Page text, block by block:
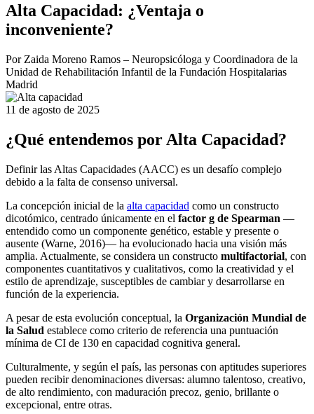
Alta Capacidad: ¿Ventaja o
inconveniente?
Por Zaida Moreno Ramos – Neuropsicóloga y Coordinadora de la
Unidad de Rehabilitación Infantil de la Fundación Hospitalarias
Madrid
11 de agosto de 2025
¿Qué entendemos por Alta Capacidad?
Definir las Altas Capacidades (AACC) es un desafío complejo
debido a la falta de consenso universal.
La concepción inicial de la alta capacidad como un constructo
dicotómico, centrado únicamente en el factor g de Spearman —
entendido como un componente genético, estable y presente o
ausente (Warne, 2016)— ha evolucionado hacia una visión más
amplia. Actualmente, se considera un constructo multifactorial, con
componentes cuantitativos y cualitativos, como la creatividad y el
estilo de aprendizaje, susceptibles de cambiar y desarrollarse en
función de la experiencia.
A pesar de esta evolución conceptual, la Organización Mundial de
la Salud establece como criterio de referencia una puntuación
mínima de CI de 130 en capacidad cognitiva general.
Culturalmente, y según el país, las personas con aptitudes superiores
pueden recibir denominaciones diversas: alumno talentoso, creativo,
de alto rendimiento, con maduración precoz, genio, brillante o
excepcional, entre otras.